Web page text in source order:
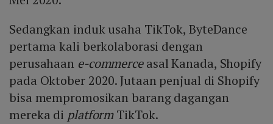
Sedangkan induk usaha TikTok, ByteDance
pertama kali berkolaborasi dengan
perusahaan e-commerceasal Kanada, Shopify
pada Oktober 2020. Jutaan penjual di Shopify
bisa mempromosikan barang dagangan
mereka di platformTikTok.